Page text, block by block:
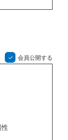
会員公開する